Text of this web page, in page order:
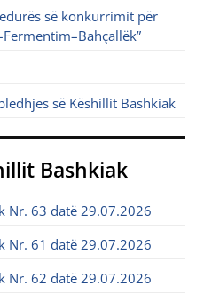
së konkurrimit për
së Këshillit Bashkiak
Bashkiak
Nr. 63 datë 29.07.2026
Nr. 61 datë 29.07.2026
Nr. 62 datë 29.07.2026